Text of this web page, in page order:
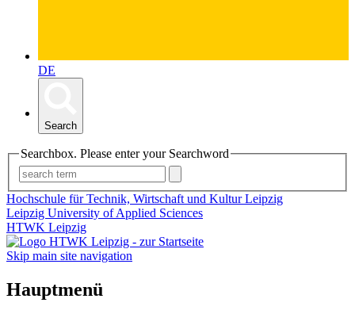
DE
Search
Searchbox. Please enter your Searchword
Hochschule für Technik, Wirtschaft und Kultur Leipzig
Leipzig University of Applied Sciences
HTWK Leipzig
Skip main site navigation
Hauptmenü